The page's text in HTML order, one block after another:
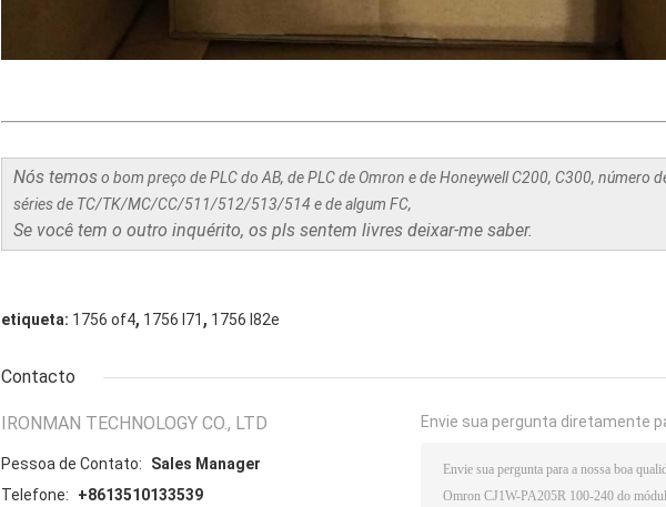
Nós temoso bom preço de PLC do AB, de PLC de Omron e de Honeywell C200, C300, número
séries de TC/TK/MC/CC/511/512/513/514 e de algum FC,
Se você tem o outro inquérito, os pls sentem livres deixar-me saber.
etiqueta: 1756 of4, 1756 l71 , 1756 l82e
Contacto
IRONMAN TECHNOLOGY CO., LTD
Pessoa de Contato:
Sales Manager
Telefone:
+8613510133539
Envie sua pergunta diretamente